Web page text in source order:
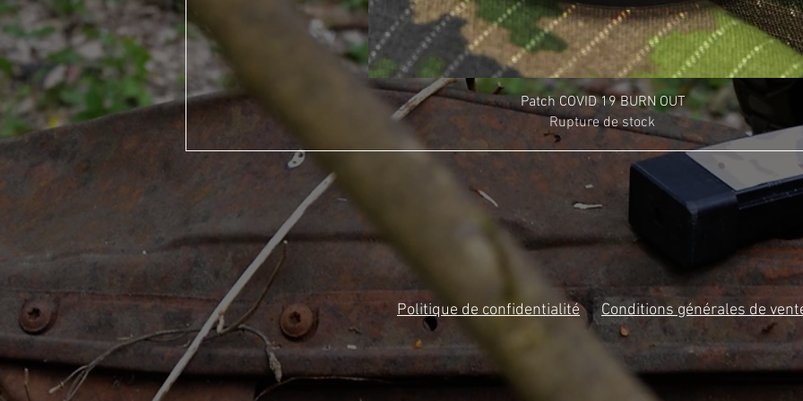
Patch COVID 19 BURN OUT
Rupture de stock
Politique de confidentialité Conditions générales de